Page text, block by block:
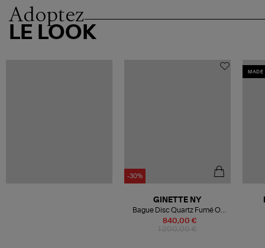
Adoptez
LE LOOK
-30%
840,00 €
GINETTE NY
Bague Disc Quartz Fumé Or
Rose
MADE